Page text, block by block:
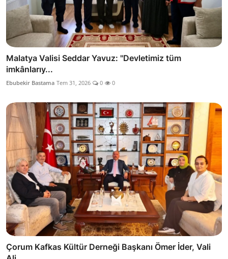
Malatya Valisi Seddar Yavuz: "Devletimiz tüm
imkânlarıy...
Ebubekir Bastama Tem 31, 2026 0 0
Çorum Kafkas Kültür Derneği Başkanı Ömer İder, Vali